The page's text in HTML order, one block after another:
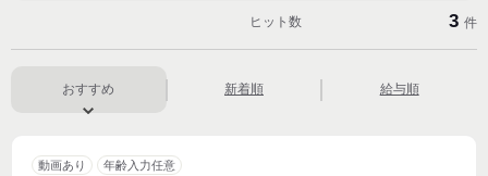
ヒット数 3 件
おすすめ 新着順 給与順
動画あり 年齢入力任意